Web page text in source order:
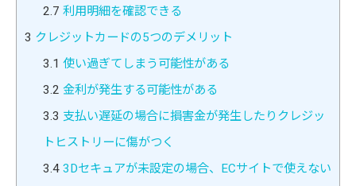
2.7 利用明細を確認できる
3 クレジットカードの5つのデメリット
3.1 使い過ぎてしまう可能性がある
3.2 金利が発生する可能性がある
3.3 支払い遅延の場合に損害金が発生したりクレジッ
トヒストリーに傷がつく
3.43Dセキュアが未設定の場合、ECサイトで使えない